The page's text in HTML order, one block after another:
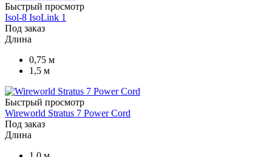
Быстрый просмотр
Isol-8 IsoLink 1
Под заказ
Длина
0,75 м
1,5 м
Быстрый просмотр
Wireworld Stratus 7 Power Cord
Под заказ
Длина